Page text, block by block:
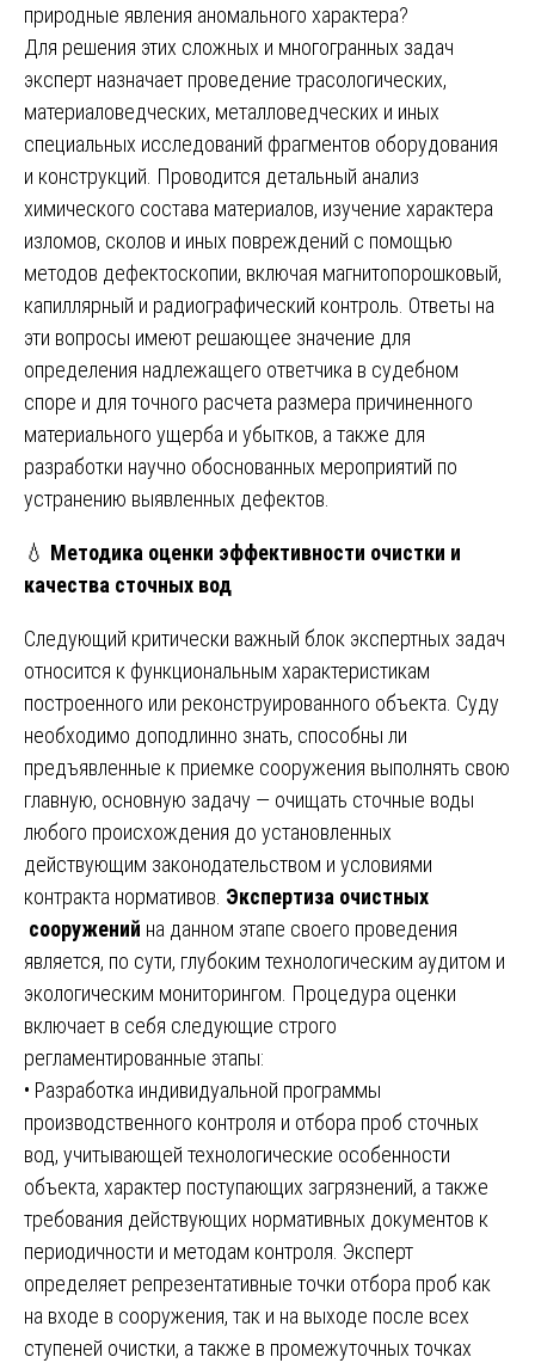
природные явления аномального характера?
Для решения этих сложных и многогранных задач
эксперт назначает проведение трасологических,
материаловедческих, металловедческих и иных
специальных исследований фрагментов оборудования
и конструкций. Проводится детальный анализ
химического состава материалов, изучение характера
изломов, сколов и иных повреждений с помощью
методов дефектоскопии, включая магнитопорошковый,
капиллярный и радиографический контроль. Ответы на
эти вопросы имеют решающее значение для
определения надлежащего ответчика в судебном
споре и для точного расчета размера причиненного
материального ущерба и убытков, а также для
разработки научно обоснованных мероприятий по
устранению выявленных дефектов.
💧 Методика оценки эффективности очистки и
качества сточных вод
Следующий критически важный блок экспертных задач
относится к функциональным характеристикам
построенного или реконструированного объекта. Суду
необходимо доподлинно знать, способны ли
предъявленные к приемке сооружения выполнять свою
главную, основную задачу — очищать сточные воды
любого происхождения до установленных
действующим законодательством и условиями
контракта нормативов. Экспертиза очистных
сооружений на данном этапе своего проведения
является, по сути, глубоким технологическим аудитом и
экологическим мониторингом. Процедура оценки
включает в себя следующие строго
регламентированные этапы:
• Разработка индивидуальной программы
производственного контроля и отбора проб сточных
вод, учитывающей технологические особенности
объекта, характер поступающих загрязнений, а также
требования действующих нормативных документов к
периодичности и методам контроля. Эксперт
определяет репрезентативные точки отбора проб как
на входе в сооружения, так и на выходе после всех
ступеней очистки, а также в промежуточных точках